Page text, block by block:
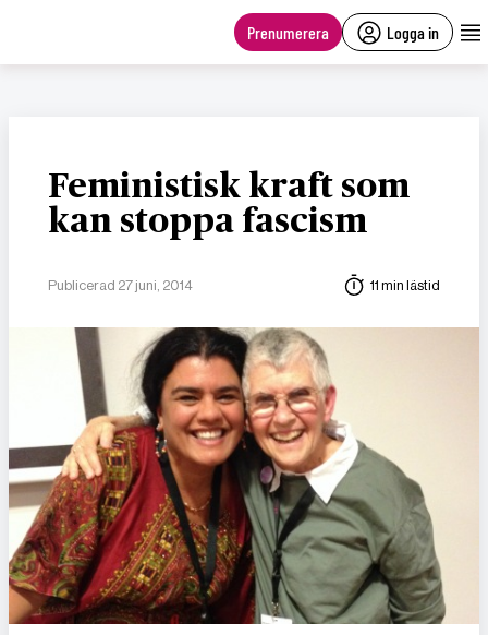
Prenumerera Logga in
Feministisk kraft som
kan stoppa fascism
Publicerad 27 juni, 2014 11 min lästid